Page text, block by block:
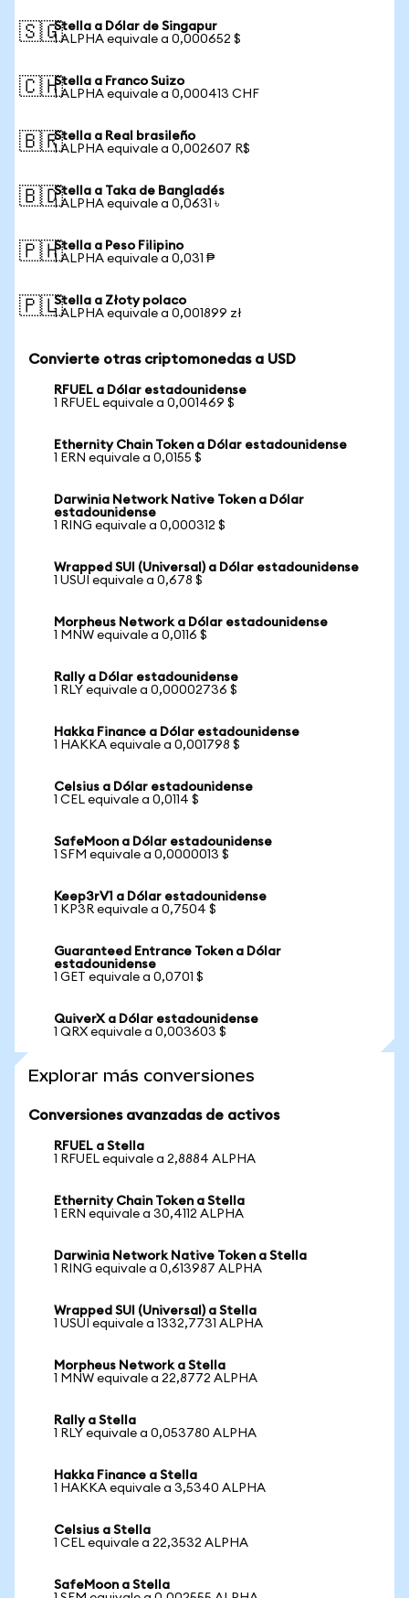
🇸🇬Stella a Dólar de Singapur
1 ALPHA equivale a 0,000652 $
🇨🇭Stella a Franco Suizo
1 ALPHA equivale a 0,000413 CHF
🇧🇷Stella a Real brasileño
1 ALPHA equivale a 0,002607 R$
🇧🇩Stella a Taka de Bangladés
1 ALPHA equivale a 0,0631 ৳
🇵🇭Stella a Peso Filipino
1 ALPHA equivale a 0,031 ₱
🇵🇱Stella a Złoty polaco
1 ALPHA equivale a 0,001899 zł
Convierte otras criptomonedas a USD
RFUEL a Dólar estadounidense
1 RFUEL equivale a 0,001469 $
Ethernity Chain Token a Dólar estadounidense
1 ERN equivale a 0,0155 $
Darwinia Network Native Token a Dólar
estadounidense
1 RING equivale a 0,000312 $
Wrapped SUI (Universal) a Dólar estadounidense
1 USUI equivale a 0,678 $
Morpheus Network a Dólar estadounidense
1 MNW equivale a 0,0116 $
Rally a Dólar estadounidense
1 RLY equivale a 0,00002736 $
Hakka Finance a Dólar estadounidense
1 HAKKA equivale a 0,001798 $
Celsius a Dólar estadounidense
1 CEL equivale a 0,0114 $
SafeMoon a Dólar estadounidense
1 SFM equivale a 0,0000013 $
Keep3rV1 a Dólar estadounidense
1 KP3R equivale a 0,7504 $
Guaranteed Entrance Token a Dólar
estadounidense
1 GET equivale a 0,0701 $
QuiverX a Dólar estadounidense
1 QRX equivale a 0,003603 $
Explorar más conversiones
Conversiones avanzadas de activos
RFUEL a Stella
1 RFUEL equivale a 2,8884 ALPHA
Ethernity Chain Token a Stella
1 ERN equivale a 30,4112 ALPHA
Darwinia Network Native Token a Stella
1 RING equivale a 0,613987 ALPHA
Wrapped SUI (Universal) a Stella
1 USUI equivale a 1332,7731 ALPHA
Morpheus Network a Stella
1 MNW equivale a 22,8772 ALPHA
Rally a Stella
1 RLY equivale a 0,053780 ALPHA
Hakka Finance a Stella
1 HAKKA equivale a 3,5340 ALPHA
Celsius a Stella
1 CEL equivale a 22,3532 ALPHA
SafeMoon a Stella